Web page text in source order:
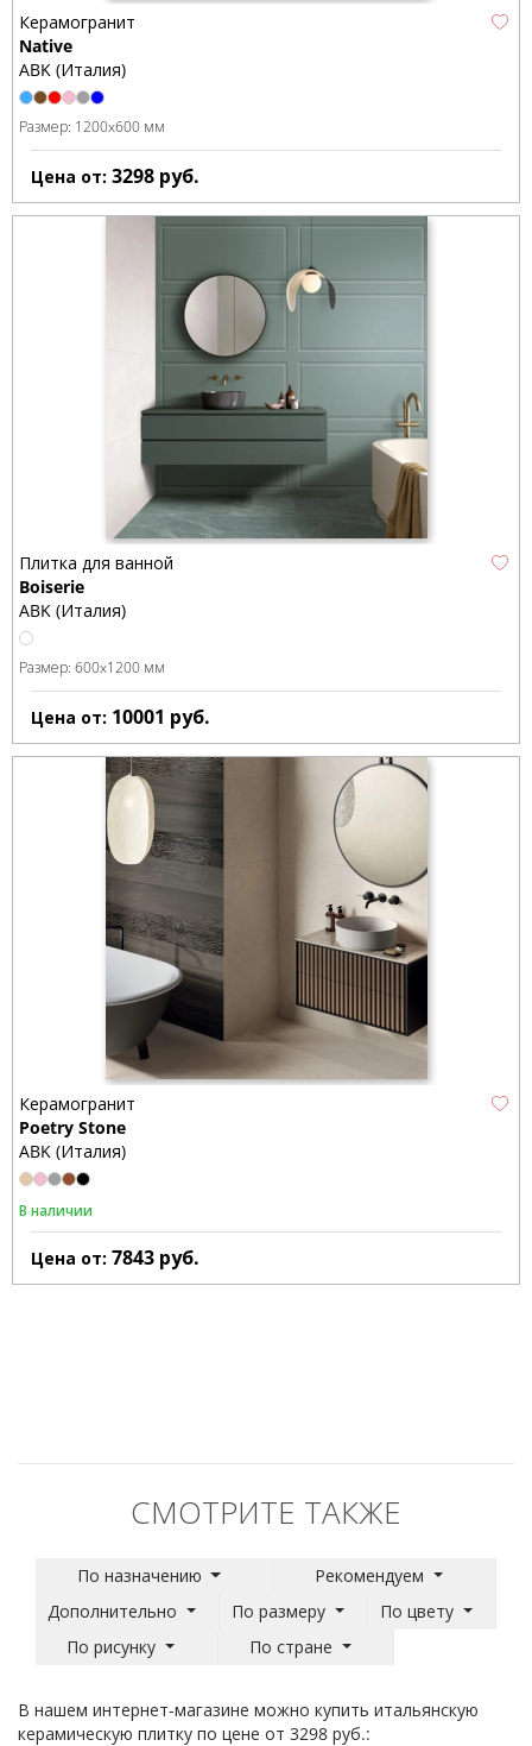
Керамогранит
Native
ABK (Италия)
Размер: 1200x600 мм
Цена от: 3298 руб.
Плитка для ванной
Boiserie
ABK (Италия)
Размер: 600x1200 мм
Цена от: 10001 руб.
Керамогранит
Poetry Stone
ABK (Италия)
В наличии
Цена от: 7843 руб.
СМОТРИТЕ ТАКЖЕ
По назначению
Рекомендуем
Дополнительно
По размеру
По цвету
По рисунку
По стране
В нашем интернет-магазине можно купить итальянскую
керамическую плитку по цене от 3298 руб.: